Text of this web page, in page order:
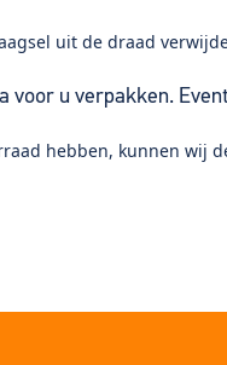
uit de draad
voor u verpakken.
hebben, kunnen wij